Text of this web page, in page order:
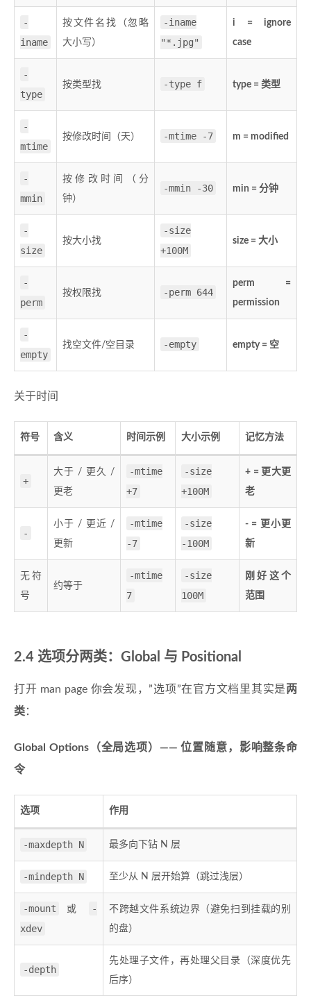
-
iname
按文件名找（忽略
大小写）
-iname
"*.jpg"
i = ignore
case
-
type
按类型找 -type f type = 类型
-
mtime
按修改时间（天） -mtime -7 m = modified
-
mmin
按修改时间（分
钟）
-mmin -30 min = 分钟
-
size
按大小找
-size
+100M
size = 大小
-
perm
按权限找 -perm 644
perm =
permission
-
empty
找空文件/空目录 -empty empty = 空
关于时间
符号 含义 时间示例 大小示例 记忆方法
+
大于 / 更久 /
更老
-mtime
+7
-size
+100M
+ = 更大更
老
-
小于 / 更近 /
更新
-mtime
-7
-size
-100M
- = 更小更
新
无符
号
约等于
-mtime
7
-size
100M
刚好这个
范围
2.4 选项分两类：Global 与 Positional
打开 man page 你会发现，”选项”在官方文档里其实是两
类：
Global Options（全局选项）—— 位置随意，影响整条命
令
选项 作用
-maxdepth N 最多向下钻 N 层
-mindepth N 至少从 N 层开始算（跳过浅层）
-mount 或
-
xdev
不跨越文件系统边界（避免扫到挂载的别
的盘）
-depth
先处理子文件，再处理父目录（深度优先
后序）